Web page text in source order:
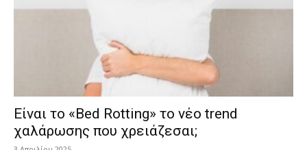
Είναι το «Bed Rotting» το νέο trend
χαλάρωσης που χρειάζεσαι;